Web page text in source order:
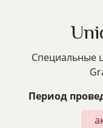
Специальные
Период